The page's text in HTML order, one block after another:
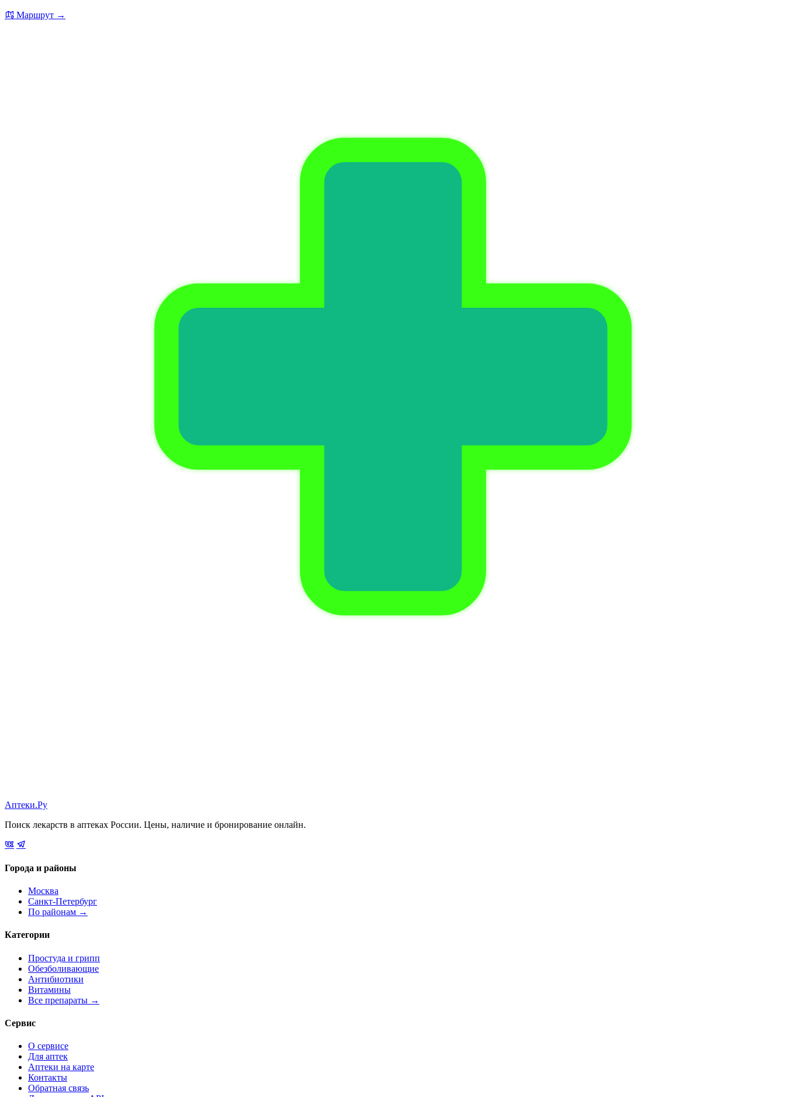
Маршрут →
Аптеки.Ру
Поиск лекарств в аптеках России. Цены, наличие и бронирование онлайн.
Города и районы
Москва
Санкт-Петербург
По районам →
Категории
Простуда и грипп
Обезболивающие
Антибиотики
Витамины
Все препараты →
Сервис
О сервисе
Для аптек
Аптеки на карте
Контакты
Обратная связь